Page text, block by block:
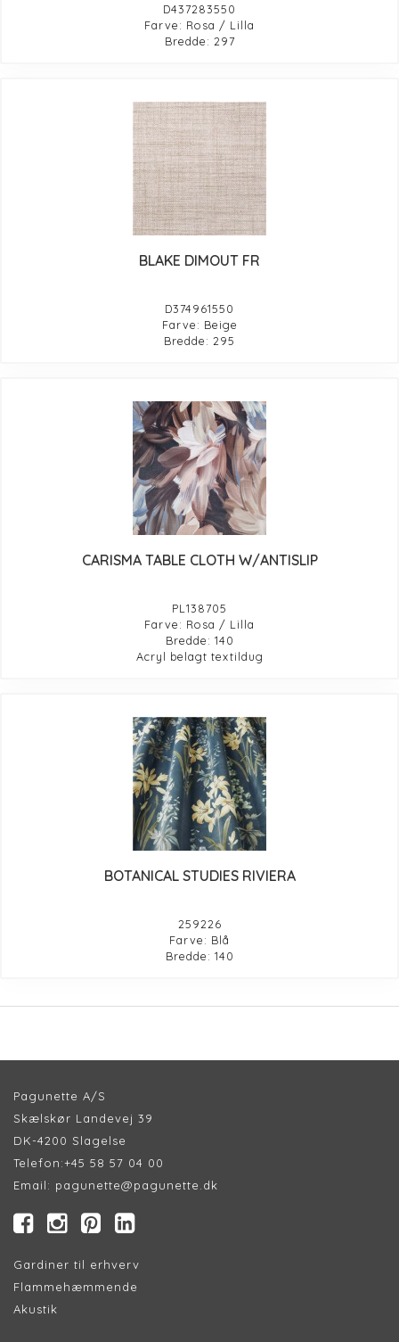
D437283550
Farve: Rosa / Lilla
Bredde: 297
BLAKE DIMOUT FR
D374961550
Farve: Beige
Bredde: 295
CARISMA TABLE CLOTH W/ANTISLIP
PL138705
Farve: Rosa / Lilla
Bredde: 140
Acryl belagt textildug
BOTANICAL STUDIES RIVIERA
259226
Farve: Blå
Bredde: 140
Pagunette A/S
Skælskør Landevej 39
DK-4200 Slagelse
Telefon:+45 58 57 04 00
Email: pagunette@pagunette.dk
Gardiner til erhverv
Flammehæmmende
Akustik